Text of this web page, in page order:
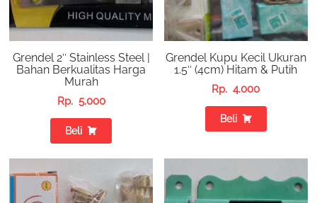
Grendel 2″ Stainless Steel |
Bahan Berkualitas Harga
Murah
Rp. 5.000
Beli
Grendel Kupu Kecil Ukuran
1.5″ (4cm) Hitam & Putih
Rp. 4.000
Beli